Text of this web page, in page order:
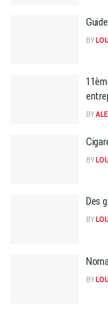
BY
BY
BY
Des
BY
BY